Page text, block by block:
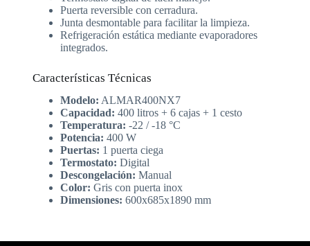
Puerta reversible con cerradura.
Junta desmontable para facilitar la limpieza.
Refrigeración estática mediante evaporadores
integrados.
Características Técnicas
Modelo: ALMAR400NX7
Capacidad: 400 litros + 6 cajas + 1 cesto
Temperatura: -22 / -18 °C
Potencia: 400 W
Puertas: 1 puerta ciega
Termostato: Digital
Descongelación: Manual
Color: Gris con puerta inox
Dimensiones: 600x685x1890 mm